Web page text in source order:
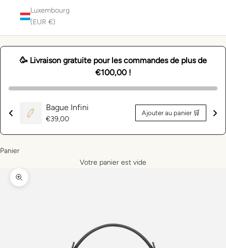
Luxembourg
(EUR €)
🥳 Livraison gratuite pour les commandes de plus de
€100,00 !
Bague Infini
Prix
€39,00
Ajouter au panier 🛒
Panier
Votre panier est vide
Zoomer sur l'image